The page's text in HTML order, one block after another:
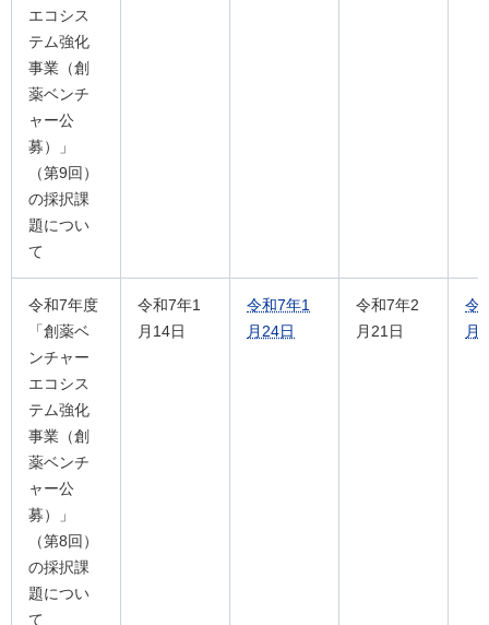
エコシス
テム強化
事業（創
薬ベンチ
ャー公
募）」
（第9回）
の採択課
題につい
て
令和7年度
「創薬ベ
ンチャー
エコシス
テム強化
事業（創
薬ベンチ
ャー公
募）」
（第8回）
の採択課
題につい
て
令和7年1
月14日
令和7年1
月24日
令和7年2
月21日
令
月